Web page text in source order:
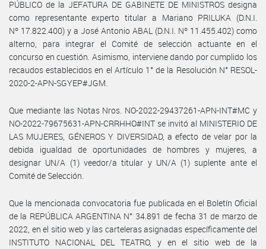
PÚBLICO de la JEFATURA DE GABINETE DE MINISTROS designa
como representante experto titular a Mariano PRILUKA (D.N.I.
Nº 17.822.400) y a José Antonio ABAL (D.N.I. Nº 11.455.402) como
alterno, para integrar el Comité de selección actuante en el
concurso en cuestión. Asimismo, interviene dando por cumplido los
recaudos establecidos en el Artículo 1° de la Resolución N° RESOL-
2020-2-APN-SGYEP#JGM.
Que mediante las Notas Nros. NO-2022-29437261-APN-INT#MC y
NO-2022-79675631-APN-CRRHHO#INT se invitó al MINISTERIO DE
LAS MUJERES, GÉNEROS Y DIVERSIDAD, a efecto de velar por la
debida igualdad de oportunidades de hombres y mujeres, a
designar UN/A (1) veedor/a titular y UN/A (1) suplente ante el
Comité de Selección.
Que la mencionada convocatoria fue publicada en el Boletín Oficial
de la REPÚBLICA ARGENTINA N° 34.891 de fecha 31 de marzo de
2022, en el sitio web y las carteleras asignadas específicamente del
INSTITUTO NACIONAL DEL TEATRO, y en el sitio web de la